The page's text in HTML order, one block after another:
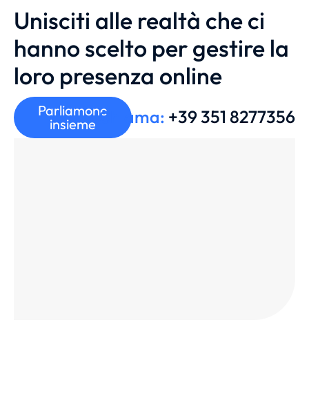
Unisciti alle realtà che ci
hanno scelto per gestire la
loro presenza online
Parliamone
insieme Chiama: +39 351 8277356